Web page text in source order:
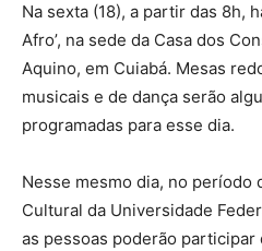
Na sexta (18), a partir das 8h,
Afro’, na sede da Casa dos
Aquino, em Cuiabá. Mesas
musicais e de dança serão
programadas para esse dia.
Nesse mesmo dia, no período
Cultural da Universidade
as pessoas poderão participar